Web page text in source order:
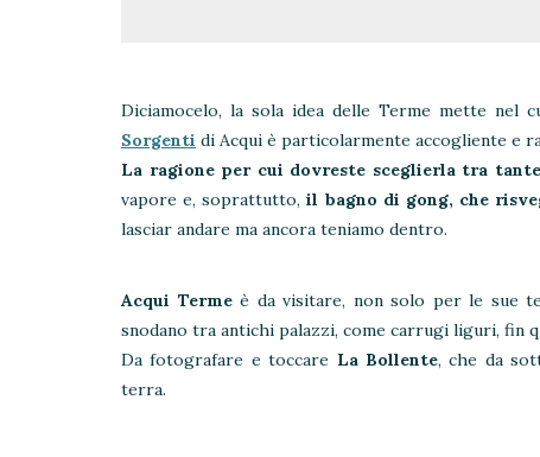
Diciamocelo, la sola idea delle Terme mette nel
Sorgenti di Acqui è particolarmente accogliente e
La ragione per cui dovreste sceglierla tra
vapore e, soprattutto,il bagno di gong, che
lasciar andare ma ancora teniamo dentro.
Acqui Termeè da visitare, non solo per le sue
snodano tra antichi palazzi, come carrugi liguri, fin
Da fotografare e toccare La Bollente, che da
terra.